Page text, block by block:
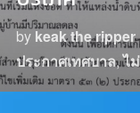
bykeak the ripper
ประกาศเทศบาล,ไ